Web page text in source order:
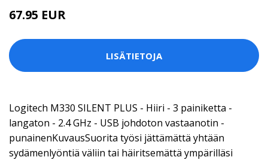
67.95 EUR
LISÄTIETOJA
Logitech M330 SILENT PLUS - Hiiri - 3 painiketta -
langaton - 2.4 GHz - USB johdoton vastaanotin -
punainenKuvausSuorita työsi jättämättä yhtään
sydämenlyöntiä väliin tai häiritsemättä ympärilläsi